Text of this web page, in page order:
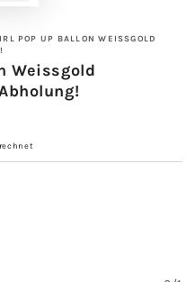
POP UP BALLON WEISSGOLD
Weissgold